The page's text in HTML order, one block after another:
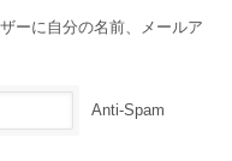
ーに自分の名前、メールア
Anti-Spam